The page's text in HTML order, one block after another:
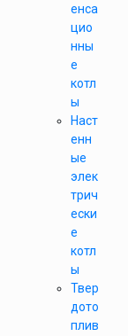
енса
цио
нны
е
котл
ы
Наст
енн
ые
элек
трич
ески
е
котл
ы
Твер
дото
плив